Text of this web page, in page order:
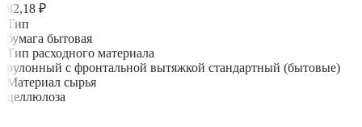
82,18 ₽
Тип
бумага бытовая
Тип расходного материала
рулонный с фронтальной вытяжкой стандартный (бытовые)
Материал сырья
целлюлоза